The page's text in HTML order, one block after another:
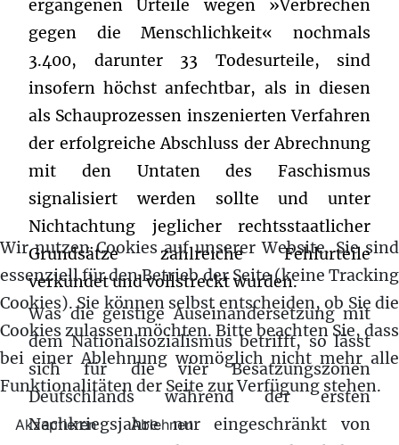
ergangenen Urteile wegen »Verbrechen
gegen die Menschlichkeit« nochmals
3.400, darunter 33 Todesurteile, sind
insofern höchst anfechtbar, als in diesen
als Schauprozessen inszenierten Verfahren
der erfolgreiche Abschluss der Abrechnung
mit den Untaten des Faschismus
signalisiert werden sollte und unter
Nichtachtung jeglicher rechtsstaatlicher
Grundsätze zahlreiche Fehlurteile
verkündet und vollstreckt wurden.
Was die geistige Auseinandersetzung mit
dem Nationalsozialismus betrifft, so lässt
sich für die vier Besatzungszonen
Deutschlands während der ersten
Nachkriegsjahre nur eingeschränkt von
Wir nutzen Cookies auf unserer Website. Sie sind
essenziell für den Betrieb der Seite (keine Tracking
Cookies). Sie können selbst entscheiden, ob Sie die
Cookies zulassen möchten. Bitte beachten Sie, dass
bei einer Ablehnung womöglich nicht mehr alle
Funktionalitäten der Seite zur Verfügung stehen.
Akzeptieren Ablehnen